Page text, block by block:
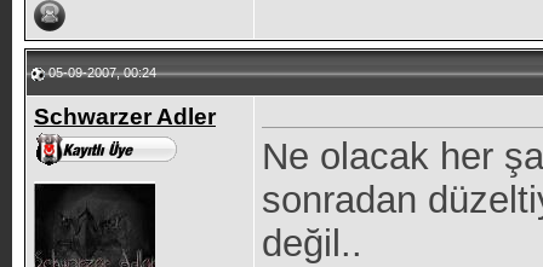
05-09-2007, 00:24
Schwarzer Adler
Ne olacak her
sonradan
değil..